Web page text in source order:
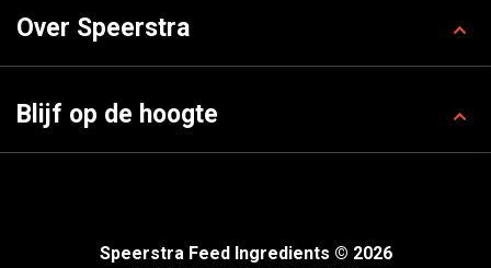
Over Speerstra
Blijf op de hoogte
Speerstra Feed Ingredients © 2026